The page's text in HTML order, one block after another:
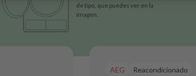
de tipo, que puedes ver en la
imagen.
AEG Reacondicionado